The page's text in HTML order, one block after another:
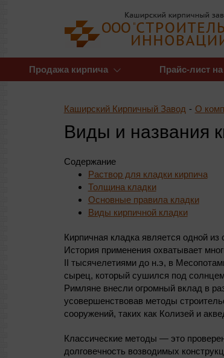
Продажа кирпича Прайс-лист
Каширский Кирпичный Завод - О
Виды и названия
Содержание
Раствор для кладки кирпича
Толщина кладки
Основные правила кладки
Виды кирпичной кладки
Кирпичная кладка является одной
История применения охватывает
II тысячелетиями до н.э, в
сырец, который сушился под
Римляне внесли огромный вклад в
усовершенствовав методы
сооружений, таких как Колизей и
Классические методы — это
долговечность возводимых